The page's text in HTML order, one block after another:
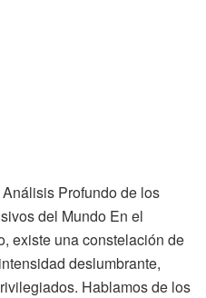
Profundo de los
del Mundo En el
existe una constelación de
deslumbrante,
Hablamos de los